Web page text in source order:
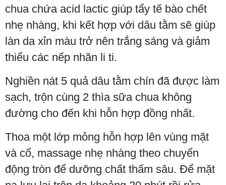
chua chứa acid lactic giúp tẩy tế bào chết
nhẹ nhàng, khi kết hợp với dâu tằm sẽ giúp
làn da xỉn màu trở nên trắng sáng và giảm
thiểu các nếp nhăn li ti.
Nghiền nát 5 quả dâu tằm chín đã được làm
sạch, trộn cùng 2 thìa sữa chua không
đường cho đến khi hỗn hợp đồng nhất.
Thoa một lớp mỏng hỗn hợp lên vùng mặt
và cổ, massage nhẹ nhàng theo chuyển
động tròn để dưỡng chất thấm sâu. Để mặt